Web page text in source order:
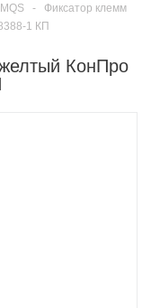
-
Фиксатор клемм
1 КП
КонПро